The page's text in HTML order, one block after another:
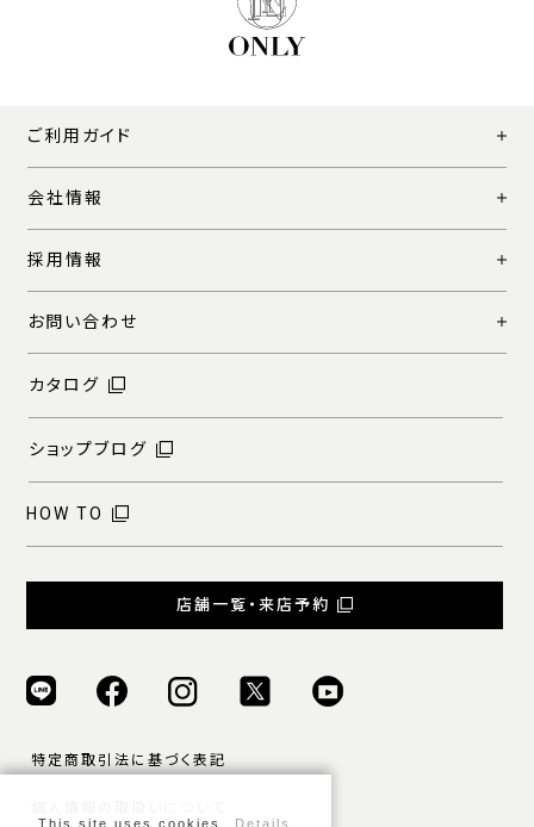
ご利用ガイド
会社情報
採用情報
お問い合わせ
カタログ
ショップブログ
HOW TO
店舗一覧・来店予約
特定商取引法に基づく表記
This site uses cookies. Details